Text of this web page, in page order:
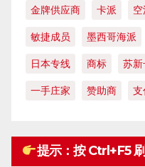
金牌供应商 卡派 空
敏捷成员 墨西哥海派
日本专线 商标 苏新
一手庄家 赞助商 支
提示：按 Ctrl+F5